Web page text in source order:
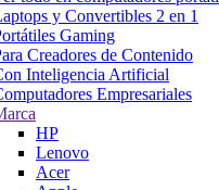
y Convertibles 2 en 1
Gaming
Creadores de Contenido
Inteligencia Artificial
Empresariales
HP
Lenovo
Acer